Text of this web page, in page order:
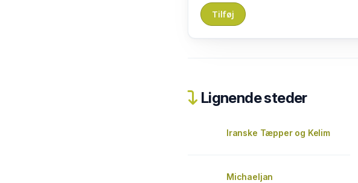
Lignende steder
Iranske Tæpper og Kelim
Michaeljan